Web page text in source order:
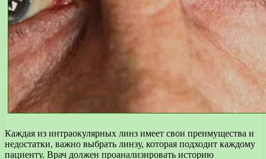
Каждая из интраокулярных линз имеет свои преимущества и
недостатки, важно выбрать линзу, которая подходит каждому
пациенту. Врач должен проанализировать историю